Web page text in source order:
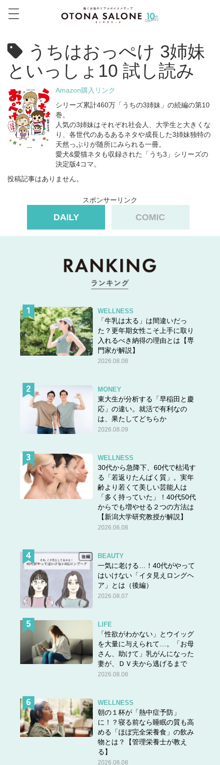
うちはおっぺけ 3姉妹
といっしょ10 試し読み
Amazon購入リンク
シリーズ累計460万「うちの3姉妹」の続編の第10
巻。
人気の3姉妹はそれぞれ社会人、大学生と大きくな
り、各世代のあるあるネタや成長した3姉妹独特の
天然っぷりが随所にみられる一冊。
愛犬&愛猫ネタも収録された「うち3」シリーズの
決定版4コマ。
投稿記事はありません。
スポンサーリンク
DAILY COMIC
WELLNESS
「牛乳は太る」は間違いだっ
た？更年期女性こそ上手に取り
入れるべき納得の理由とは【専
門家が解説】
2026.08.08
MONEY
東大生が分析する「早稲田と慶
応」の違い。就活で有利なの
は、果たしてどちらか
2026.08.09
WELLNESS
30代から急降下、60代で枯渇す
る「若返りたんぱく質」。実年
齢より若くて美しい芸能人は
「多く持っていた」！40代50代
からでも増やせる２つの方法は
【新潟大学研究教授が解説】
2026.06.08
BEAUTY
一気に老ける…！40代がやって
はいけない「イタ見えロングヘ
ア」とは（後編）
2026.08.07
LIFE
「性欲がわかない」とウイッグ
を大量に与えられて…。「お母
さん、助けて」乳がんになった
妻が、ＤＶ夫から逃げるまで
2026.08.08
WELLNESS
朝の１杯が「熱中症予防」
に！？寝る前なら睡眠の質も高
める「ほぼ完全栄養食」の飲み
物とは？【管理栄養士が教え
る】
2026.08.08